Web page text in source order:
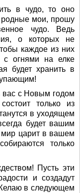
в чудо, то оно
родные мои, прошу
чудо. Ведь
о которых не
каждое из них
с огнями на елке
будет хранить в
вас с Новым годом
только из
в уходящем
будет вашим
мир царит в вашем
только
Пусть эти
и создадут
в следующем